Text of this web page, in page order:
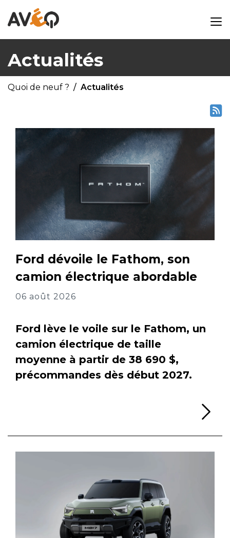
Actualités
Quoi de neuf ? Actualités
Ford dévoile le Fathom, son
camion électrique abordable
06 août 2026
Ford lève le voile sur le Fathom, un
camion électrique de taille
moyenne à partir de 38 690 $,
précommandes dès début 2027.